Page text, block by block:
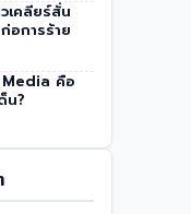
เคลียร์สั่น
อการร้าย
คือ
น?